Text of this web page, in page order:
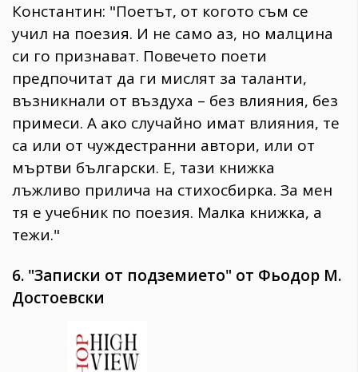
Константин: "Поетът, от когото съм се
учил на поезия. И не само аз, но малцина
си го признават. Повечето поети
предпочитат да ги мислят за таланти,
възникнали от въздуха – без влияния, без
примеси. А ако случайно имат влияния, те
са или от чуждестранни автори, или от
мъртви български. Е, тази книжка
лъжливо прилича на стихосбирка. За мен
тя е учебник по поезия. Малка книжка, а
тежи."
6. "Записки от подземието" от Фьодор М.
Достоевски